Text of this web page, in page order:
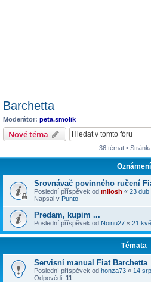
Barchetta
Moderátor: peta.smolik
Nové téma
36 témat •
Oznámení
Srovnávač povinného ručení
Poslední příspěvek od milosh « 23 dub
Napsal v Punto
Predam, kupim ...
Poslední příspěvek od Noinu27 « 21
Témata
Servisní manual Fiat Barchetta
Poslední příspěvek od honza73 « 14
Odpovědi: 11